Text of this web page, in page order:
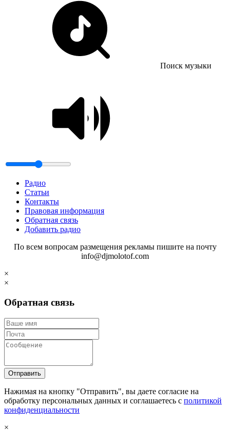
Поиск музыки
Радио
Статьи
Контакты
Правовая информация
Обратная связь
Добавить радио
По всем вопросам размещения рекламы пишите на почту
info@djmolotof.com
×
×
Обратная связь
Отправить
Нажимая на кнопку "Отправить", вы даете согласие на
обработку персональных данных и соглашаетесь c политикой
конфиденциальности
×